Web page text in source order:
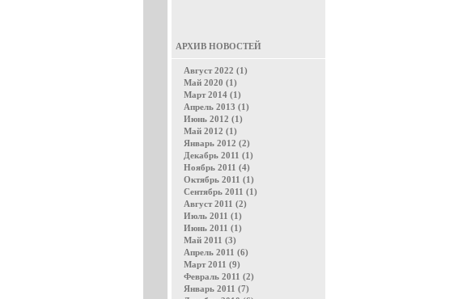
АРХИВ НОВОСТЕЙ
Август 2022 (1)
Май 2020 (1)
Март 2014 (1)
Апрель 2013 (1)
Июнь 2012 (1)
Май 2012 (1)
Январь 2012 (2)
Декабрь 2011 (1)
Ноябрь 2011 (4)
Октябрь 2011 (1)
Сентябрь 2011 (1)
Август 2011 (2)
Июль 2011 (1)
Июнь 2011 (1)
Май 2011 (3)
Апрель 2011 (6)
Март 2011 (9)
Февраль 2011 (2)
Январь 2011 (7)